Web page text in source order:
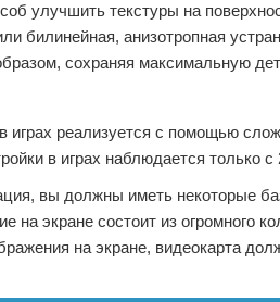
улучшить текстуры на
билинейная, анизотропная
сохраняя максимальную
играх реализуется с помощью
в играх наблюдается только с
вы должны иметь некоторые
на экране состоит из огромного
на экране, видеокарта